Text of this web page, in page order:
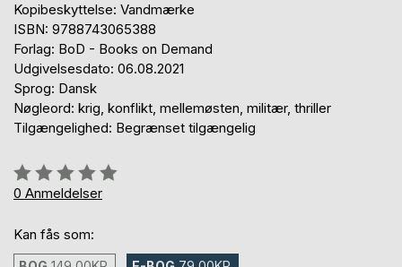
Kopibeskyttelse: Vandmærke
ISBN: 9788743065388
Forlag: BoD - Books on Demand
Udgivelsesdato: 06.08.2021
Sprog: Dansk
Nøgleord: krig, konflikt, mellemøsten, militær, thriller
Tilgængelighed: Begrænset tilgængelig
Anmeldelse::
0%
0 Anmeldelser
Kan fås som: